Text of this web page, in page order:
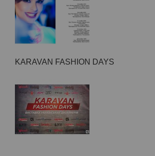
Расписание обучающих программ на